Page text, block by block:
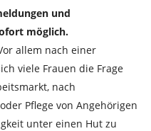
und
möglich.
allem nach einer
viele Frauen die Frage
nach
Pflege von Angehörigen
unter einen Hut zu